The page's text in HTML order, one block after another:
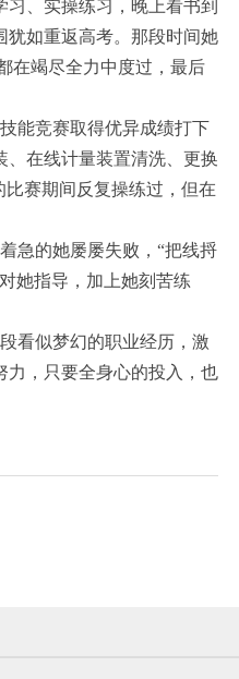
、实操练习，晚上看书到
犹如重返高考。那段时间她
在竭尽全力中度过，最后
能竞赛取得优异成绩打下
、在线计量装置清洗、更换
赛期间反复操练过，但在
急的她屡屡失败，“把线捋
她指导，加上她刻苦练
看似梦幻的职业经历，激
力，只要全身心的投入，也